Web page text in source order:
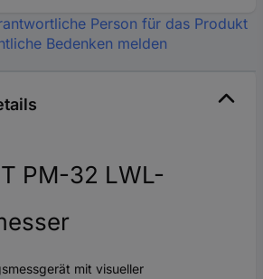
Person für das Produkt
Bedenken melden
PM-32 LWL-
mit visueller